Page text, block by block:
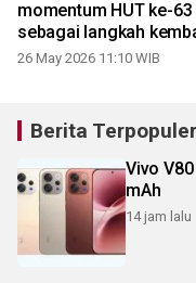
momentum HUT ke-63
sebagai langkah
kejayaan tim
26 May 2026 11:10 WIB
Berita Terpopuler
Vivo
mAh
14 jam lalu